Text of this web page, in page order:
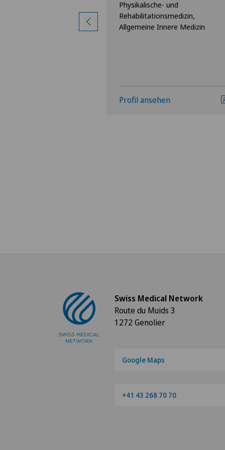
Physikalische- und
Rehabilitationsmedizin,
Allgemeine Innere Medizin
Profil ansehen
Swiss Medical Network
Route du Muids 3
1272 Genolier
Google Maps
+41 43 268 70 70